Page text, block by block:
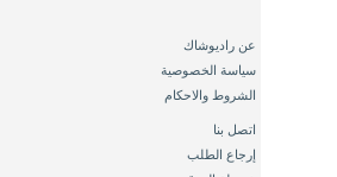
عن راديوشاك
سياسة الخصوصية
الشروط والاحكام
اتصل بنا
إرجاع الطلب